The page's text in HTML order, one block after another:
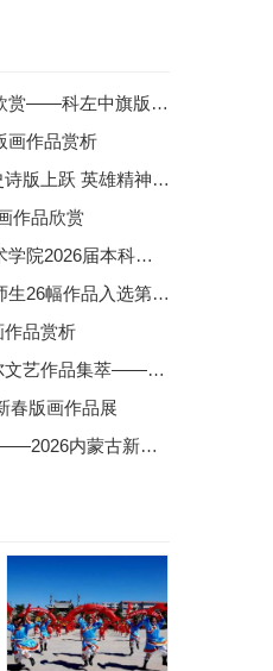
旗版画家李忠斌作品赏析
画作品赏析
上跃 英雄精神画中传
作品欣赏
业作品展美术学专业（版画方向）
二届内蒙古自治区小版画暨藏书票展
作品赏析
集萃——姜识民版画选登
春版画作品展
春民间工艺美术线上展（三）